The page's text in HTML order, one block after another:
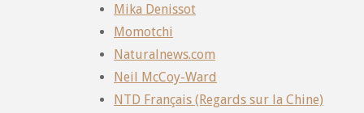
Mika Denissot
Momotchi
Naturalnews.com
Neil McCoy-Ward
NTD Français (Regards sur la Chine)